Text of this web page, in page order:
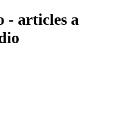
- articles a